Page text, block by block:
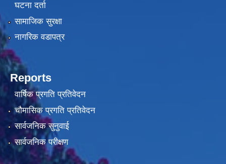
घटना दर्ता
सामाजिक सुरक्षा
नागरिक वडापत्र
Reports
वार्षिक प्रगति प्रतिवेदन
चौमासिक प्रगति प्रतिवेदन
सार्वजनिक सुनुवाई
सार्वजनिक परीक्षण